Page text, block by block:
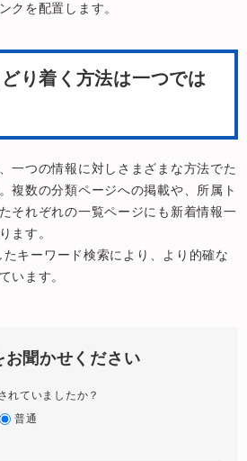
クを配置します。
り着く方法は一つでは
一つの情報に対しさまざまな方法でた
複数の分類ページへの掲載や、所属ト
それぞれの一覧ページにも新着情報一
ます。
キーワード検索により、より的確な
います。
お聞かせください
れていましたか？
普通